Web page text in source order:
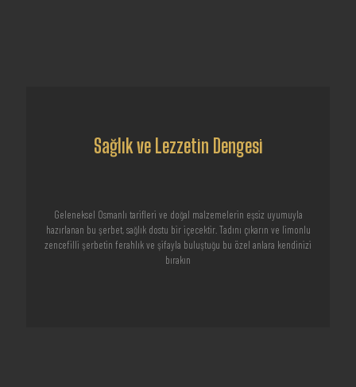
Sağlık ve Lezzetin Dengesi
Geleneksel Osmanlı tarifleri ve doğal malzemelerin eşsiz uyumuyla
hazırlanan bu şerbet, sağlık dostu bir içecektir. Tadını çıkarın ve limonlu
zencefilli şerbetin ferahlık ve şifayla buluştuğu bu özel anlara kendinizi
bırakın